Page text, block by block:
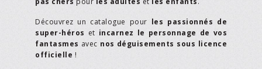
Découvrez un catalogue pour les passionnés de
super-héros et incarnez le personnage de vos
fantasmes avec nos déguisements sous licence
officielle !